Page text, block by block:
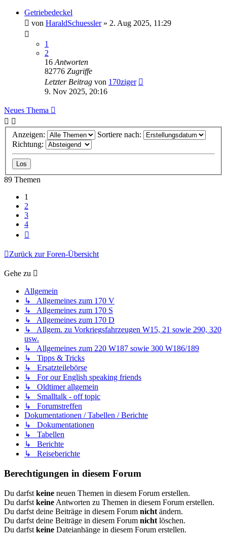
Getriebedeckel
von HaraldSchuessler» 2. Aug 2025, 11:29
1
2
16 Antworten
82776 Zugriffe
Letzter Beitrag von 170ziger
9. Nov 2025, 20:16
Neues Thema
Anzeigen:
Sortiere nach:
Richtung:
89 Themen
1
2
3
4
Zurück zur Foren-Übersicht
Gehe zu
Allgemein
↳ Allgemeines zum 170 V
↳ Allgemeines zum 170 S
↳ Allgemeines zum 170 D
↳ Allgem. zu Vorkriegsfahrzeugen W15, 21 sowie 290, 320
usw.
↳ Allgemeines zum 220 W187 sowie 300 W186/189
↳ Tipps & Tricks
↳ Ersatzteilebörse
↳ For our English speaking friends
↳ Oldtimer allgemein
↳ Smalltalk - off topic
↳ Forumstreffen
Dokumentationen / Tabellen / Berichte
↳ Dokumentationen
↳ Tabellen
↳ Berichte
↳ Reiseberichte
Berechtigungen in diesem Forum
Du darfst keine neuen Themen in diesem Forum erstellen.
Du darfst keine Antworten zu Themen in diesem Forum erstellen.
Du darfst deine Beiträge in diesem Forum nicht ändern.
Du darfst deine Beiträge in diesem Forum nicht löschen.
Du darfst keine Dateianhänge in diesem Forum erstellen.